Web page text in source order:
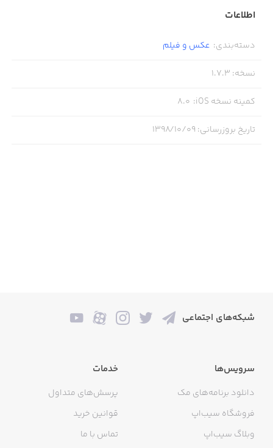
اطلاعات
دسته‌بندی: عکس و فیلم
نسخه:
1.7.3
کمینه نسخه iOS :
8.0
تاریخ بروزرسانی: ۱۳۹۸/۱۰/۰۹
شبکه‌های اجتماعی
سرویس‌ها
دانلود برنامه‌های مک
فروشگاه سیب‌اپ
وبلاگ سیب‌اپ
خدمات
پرسش‌های متداول
قوانین خرید
تماس با ما